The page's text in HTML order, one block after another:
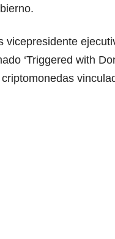
vicepresidente
‘Triggered with